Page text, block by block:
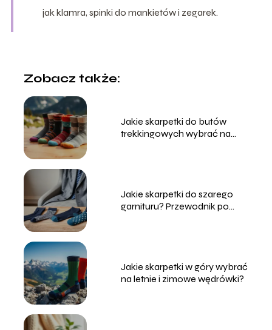
jak klamra, spinki do mankietów i zegarek.
Zobacz także:
Jakie skarpetki do butów
trekkingowych wybrać na
Jakie skarpetki do szarego
garnituru? Przewodnik po
Jakie skarpetki w góry wybrać
na letnie i zimowe wędrówki?